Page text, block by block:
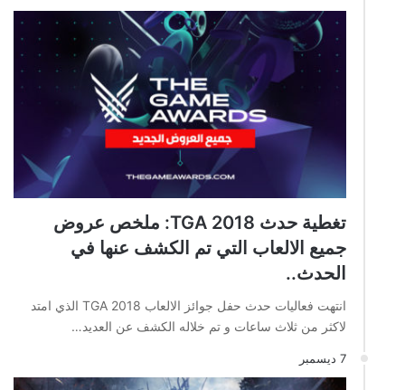
تغطية حدث TGA 2018: ملخص عروض
جميع الالعاب التي تم الكشف عنها في
الحدث..
انتهت فعاليات حدث حفل جوائز الالعاب TGA 2018 الذي امتد
لاكثر من ثلاث ساعات و تم خلاله الكشف عن العديد…
7 ديسمبر